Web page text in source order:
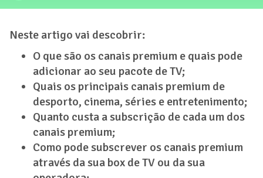
Neste artigo vai descobrir:
O que são os canais premium e quais pode
adicionar ao seu pacote de TV;
Quais os principais canais premium de
desporto, cinema, séries e entretenimento;
Quanto custa a subscrição de cada um dos
canais premium;
Como pode subscrever os canais premium
através da sua box de TV ou da sua